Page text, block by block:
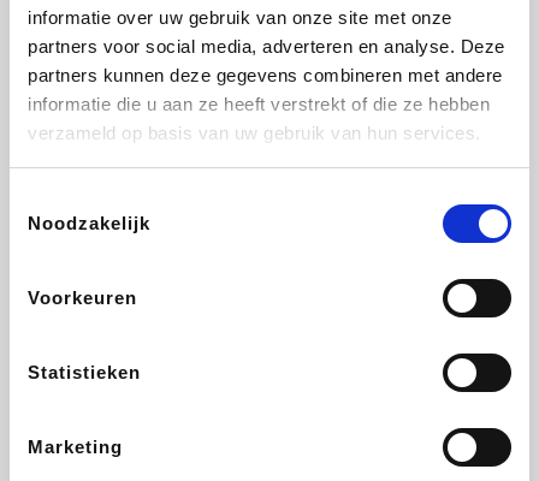
informatie over uw gebruik van onze site met onze
partners voor social media, adverteren en analyse. Deze
partners kunnen deze gegevens combineren met andere
informatie die u aan ze heeft verstrekt of die ze hebben
verzameld op basis van uw gebruik van hun services.
Noodzakelijk
Voorkeuren
Statistieken
Marketing
All Accor
DectDirect
SupraBazar